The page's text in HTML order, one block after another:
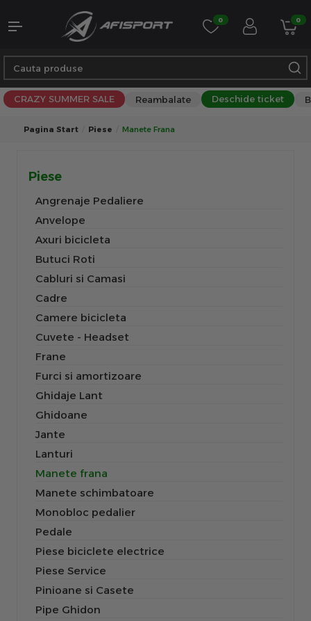
0 0
CRAZY SUMMER SALE Reambalate Deschide ticket
Pagina Start Piese Manete Frana
Piese
Angrenaje Pedaliere
Anvelope
Axuri bicicleta
Butuci Roti
Cabluri si Camasi
Cadre
Camere bicicleta
Cuvete - Headset
Frane
Furci si amortizoare
Ghidaje Lant
Ghidoane
Jante
Lanturi
Manete frana
Manete schimbatoare
Monobloc pedalier
Pedale
Piese biciclete electrice
Piese Service
Pinioane si Casete
Pipe Ghidon